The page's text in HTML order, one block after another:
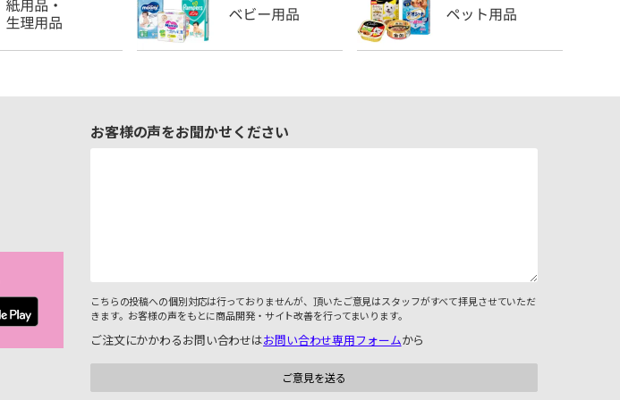
お客様の声をお聞かせください
こちらの投稿への個別対応は行っておりませんが、頂いたご意見はスタッフがすべて拝見させていただ
きます。お客様の声をもとに商品開発・サイト改善を行ってまいります。
ご注文にかかわるお問い合わせはお問い合わせ専用フォームから